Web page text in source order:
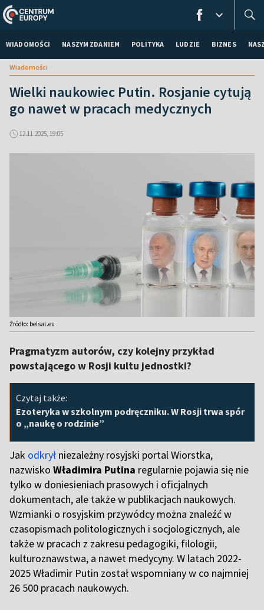
WIADOMOŚCI NASZYM ZDANIEM POLITYKA LUDZIE BIZNES
Wiadomości
Wielki naukowiec Putin. Rosjanie cytują
go nawet w pracach medycznych
12.11.2025, 19:05
Źródło: belsat.eu
Pragmatyzm autorów, czy kolejny przykład
powstającego w Rosji kultu jednostki?
Czytaj także:
Ezoteryka w szkolnym podręczniku. W Rosji trwa spór
o „naukę o rodzinie”
Jak odkrył niezależny rosyjski portal Wiorstka,
nazwisko Władimira Putina regularnie pojawia się nie
tylko w doniesieniach prasowych i oficjalnych
dokumentach, ale także w publikacjach naukowych.
Wzmianki o rosyjskim przywódcy można znaleźć w
czasopismach politologicznych i socjologicznych, ale
także w pracach z zakresu pedagogiki, filologii,
kulturoznawstwa, a nawet medycyny. W latach 2022-
2025 Władimir Putin został wspomniany w co najmniej
26 500 pracach naukowych.